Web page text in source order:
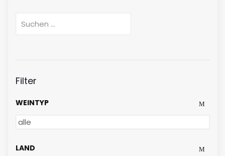
Filter
WEINTYP
LAND